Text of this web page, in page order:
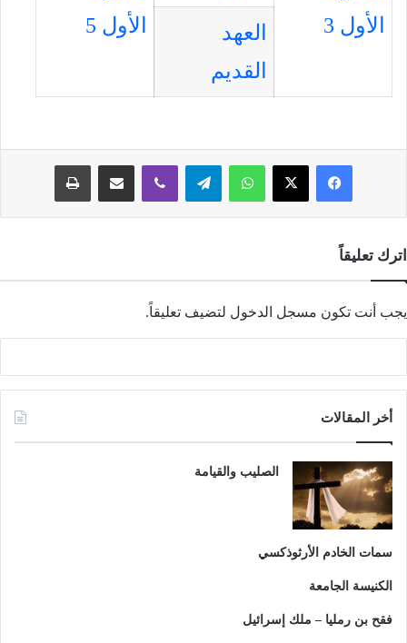
الأول 3
الأول 5
العهد
القديم
فيسبوك ‫X واتساب تيلقرام ڤايبر
اترك تعليقاً
يجب أنت تكون مسجل الدخول لتضيف تعليقاً.
أخر المقالات
الصليب والقيامة
سمات الخادم الأرثوذكسي
الكنيسة الجامعة
فقح بن رمليا – ملك إسرائيل